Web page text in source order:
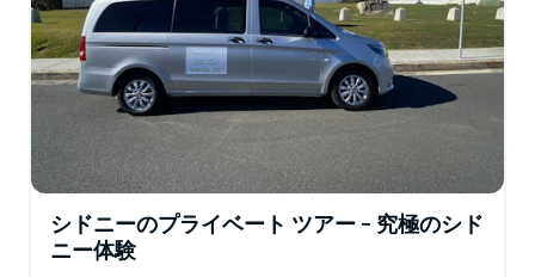
シドニーのプライベート ツアー – 究極のシド
ニー体験